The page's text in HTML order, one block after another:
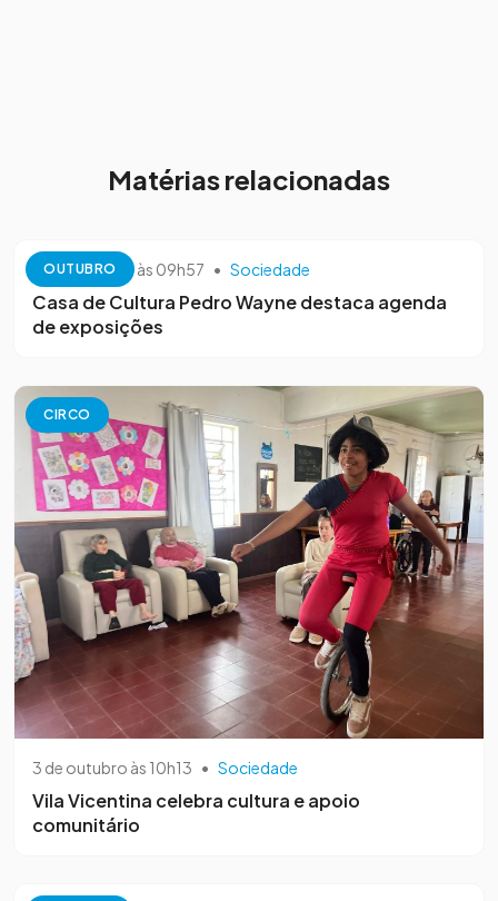
Matérias relacionadas
OUTUBRO
13 de outubro às 09h57 • Sociedade
Casa de Cultura Pedro Wayne destaca agenda
de exposições
CIRCO
3 de outubro às 10h13 • Sociedade
Vila Vicentina celebra cultura e apoio
comunitário